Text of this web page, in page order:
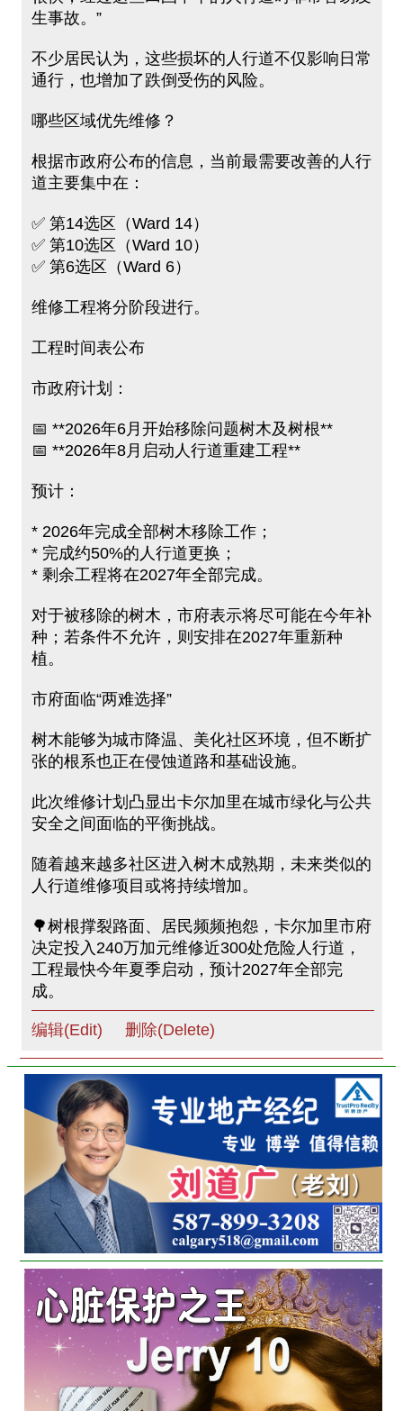
生事故。”
不少居民认为，这些损坏的人行道不仅影响日常
通行，也增加了跌倒受伤的风险。
哪些区域优先维修？
根据市政府公布的信息，当前最需要改善的人行
道主要集中在：
✅ 第14选区（Ward 14）
✅ 第10选区（Ward 10）
✅ 第6选区（Ward 6）
维修工程将分阶段进行。
工程时间表公布
市政府计划：
📅 **2026年6月开始移除问题树木及树根**
📅 **2026年8月启动人行道重建工程**
预计：
* 2026年完成全部树木移除工作；
* 完成约50%的人行道更换；
* 剩余工程将在2027年全部完成。
对于被移除的树木，市府表示将尽可能在今年补
种；若条件不允许，则安排在2027年重新种
植。
市府面临“两难选择”
树木能够为城市降温、美化社区环境，但不断扩
张的根系也正在侵蚀道路和基础设施。
此次维修计划凸显出卡尔加里在城市绿化与公共
安全之间面临的平衡挑战。
随着越来越多社区进入树木成熟期，未来类似的
人行道维修项目或将持续增加。
🌳树根撑裂路面、居民频频抱怨，卡尔加里市府
决定投入240万加元维修近300处危险人行道，
工程最快今年夏季启动，预计2027年全部完
成。
编辑(Edit) 删除(Delete)